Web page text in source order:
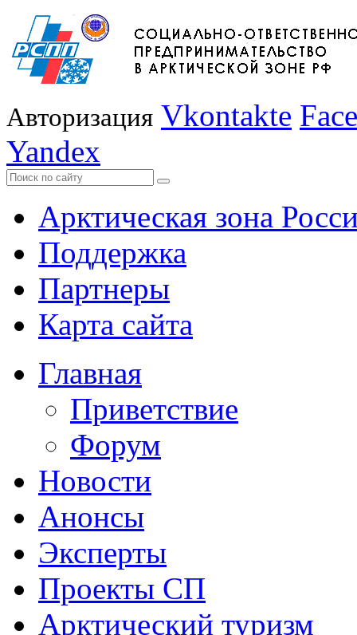
Авторизация Vkontakte
Yandex
Арктическая зона
Поддержка
Партнеры
Карта сайта
Главная
Приветствие
Форум
Новости
Анонсы
Эксперты
Проекты СП
Арктический туризм